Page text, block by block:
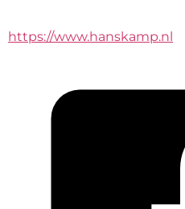
https://www.hanskamp.nl